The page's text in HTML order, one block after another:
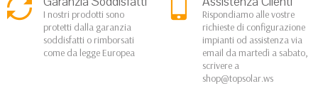
I nostri prodotti sono
protetti dalla garanzia
soddisfatti o rimborsati
come da legge Europea
Rispondiamo alle vostre
richieste di configurazione
impianti od assistenza via
email da martedì a sabato,
scrivere a
shop@topsolar.ws